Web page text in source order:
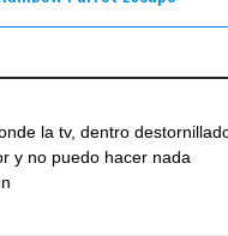
la tv, dentro
y no puedo hacer nada